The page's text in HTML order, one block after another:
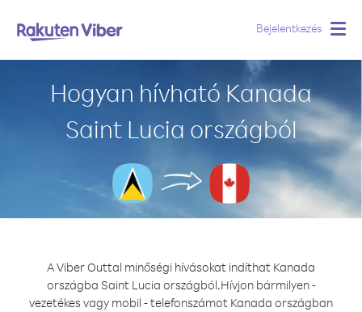
Bejelentkezés
Hogyan hívható Kanada
Saint Lucia országból
A Viber Outtal minőségi hívásokat indíthat Kanada
országba Saint Lucia országból.Hívjon bármilyen -
vezetékes vagy mobil - telefonszámot Kanada országban